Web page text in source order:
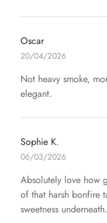
Oscar
20/04/2026
Not heavy smoke,
elegant.
Sophie K.
06/03/2026
Absolutely love how
of that harsh bonfire
sweetness